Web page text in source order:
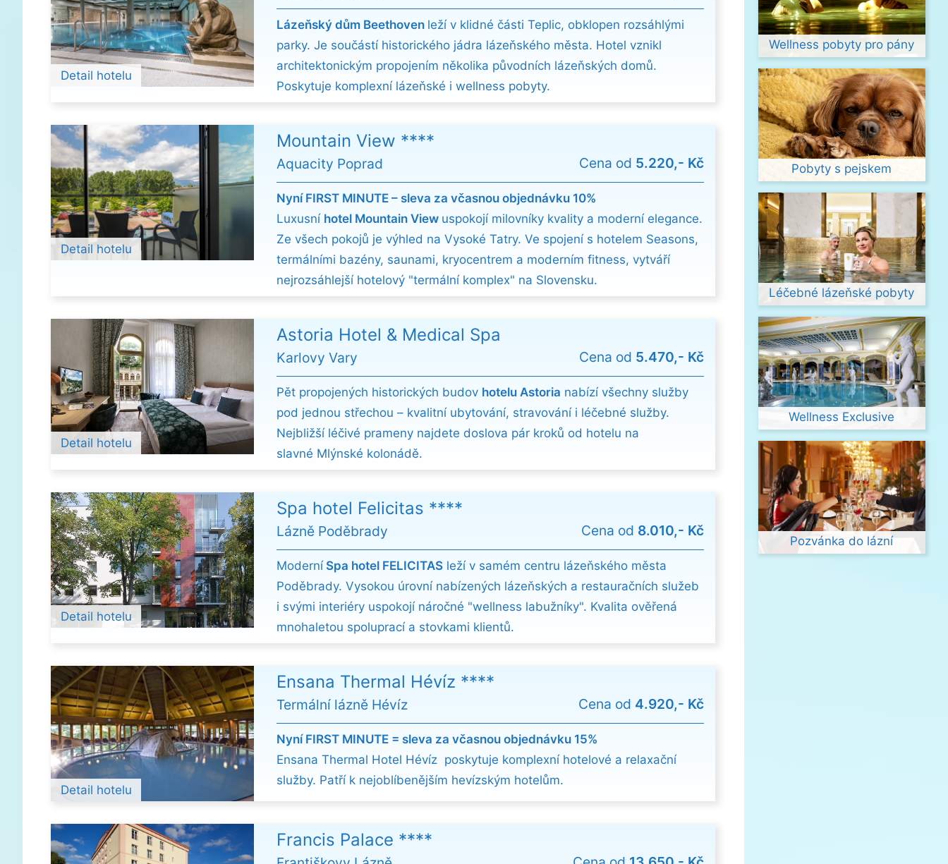
Lázeňský dům Beethoven leží v klidné části Teplic, obklopen rozsáhlými
parky. Je součástí historického jádra lázeňského města. Hotel vznikl
architektonickým propojením několika původních lázeňských domů.
Poskytuje komplexní lázeňské i wellness pobyty.
Detail hotelu
Mountain View ****
Aquacity Poprad
Nyní FIRST MINUTE – sleva za včasnou objednávku 10%
Luxusní hotel Mountain View uspokojí milovníky kvality a moderní elegance.
Ze všech pokojů je výhled na Vysoké Tatry. Ve spojení s hotelem Seasons,
termálními bazény, saunami, kryocentrem a moderním fitness, vytváří
nejrozsáhlejší hotelový "termální komplex" na Slovensku.
Cena od 5.220,- Kč
Detail hotelu
Astoria Hotel & Medical Spa
Karlovy Vary
Pět propojených historických budov hotelu Astoria nabízí všechny služby
pod jednou střechou – kvalitní ubytování, stravování i léčebné služby.
Nejbližší léčivé prameny najdete doslova pár kroků od hotelu na
slavné Mlýnské kolonádě.
Cena od 5.470,- Kč
Detail hotelu
Spa hotel Felicitas ****
Lázně Poděbrady
Moderní Spa hotel FELICITAS leží v samém centru lázeňského města
Poděbrady. Vysokou úrovní nabízených lázeňských a restauračních služeb
i svými interiéry uspokojí náročné "wellness labužníky". Kvalita ověřená
mnohaletou spoluprací a stovkami klientů.
Cena od 8.010,- Kč
Detail hotelu
Ensana Thermal Hévíz ****
Termální lázně Hévíz
Nyní FIRST MINUTE = sleva za včasnou objednávku 15%
Ensana Thermal Hotel Hévíz poskytuje komplexní hotelové a relaxační
služby. Patří k nejoblíbenějším hevízským hotelům.
Cena od 4.920,- Kč
Detail hotelu
Francis Palace ****
Wellness pobyty pro pány
Pobyty s pejskem
Léčebné lázeňské pobyty
Wellness Exclusive
Pozvánka do lázní